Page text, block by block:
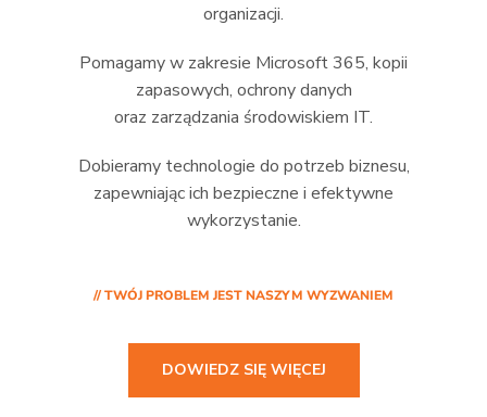
organizacji.
Pomagamy w zakresie Microsoft 365, kopii
zapasowych, ochrony danych
oraz zarządzania środowiskiem IT.
Dobieramy technologie do potrzeb biznesu,
zapewniając ich bezpieczne i efektywne
wykorzystanie.
// TWÓJ PROBLEM JEST NASZYM WYZWANIEM
DOWIEDZ SIĘ WIĘCEJ